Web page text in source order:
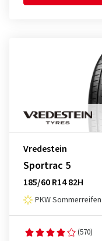
Vredestein
Sportrac 5
185/60 R14 82H
PKW Sommerreifen
(570)